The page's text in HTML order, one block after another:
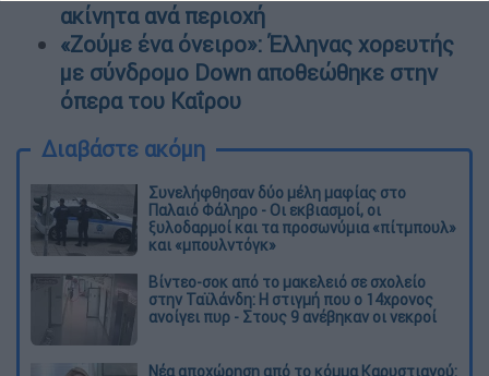
ακίνητα ανά περιοχή
«Ζούμε ένα όνειρο»: Έλληνας χορευτής
με σύνδρομο Down αποθεώθηκε στην
όπερα του Καΐρου
Διαβάστε ακόμη
Συνελήφθησαν δύο μέλη μαφίας στο
Παλαιό Φάληρο - Οι εκβιασμοί, οι
ξυλοδαρμοί και τα προσωνύμια «πίτμπουλ»
και «μπουλντόγκ»
Βίντεο-σοκ από το μακελειό σε σχολείο
στην Ταϊλάνδη: Η στιγμή που ο 14χρονος
ανοίγει πυρ - Στους 9 ανέβηκαν οι νεκροί
Νέα αποχώρηση από το κόμμα Καρυστιανού: